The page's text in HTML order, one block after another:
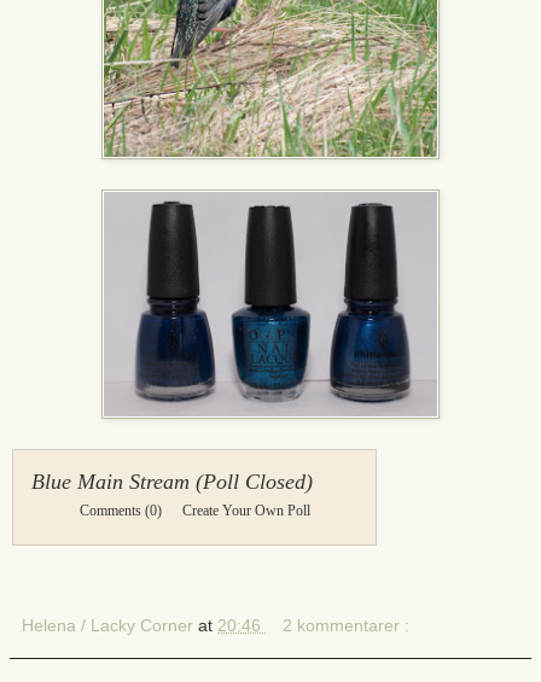
Blue Main Stream (Poll Closed)
Comments (0) Create Your Own Poll
Helena / Lacky Corner at 20:46 2 kommentarer :